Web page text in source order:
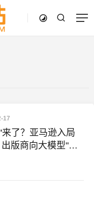
17
了？亚马逊入局
版商向大模型"收